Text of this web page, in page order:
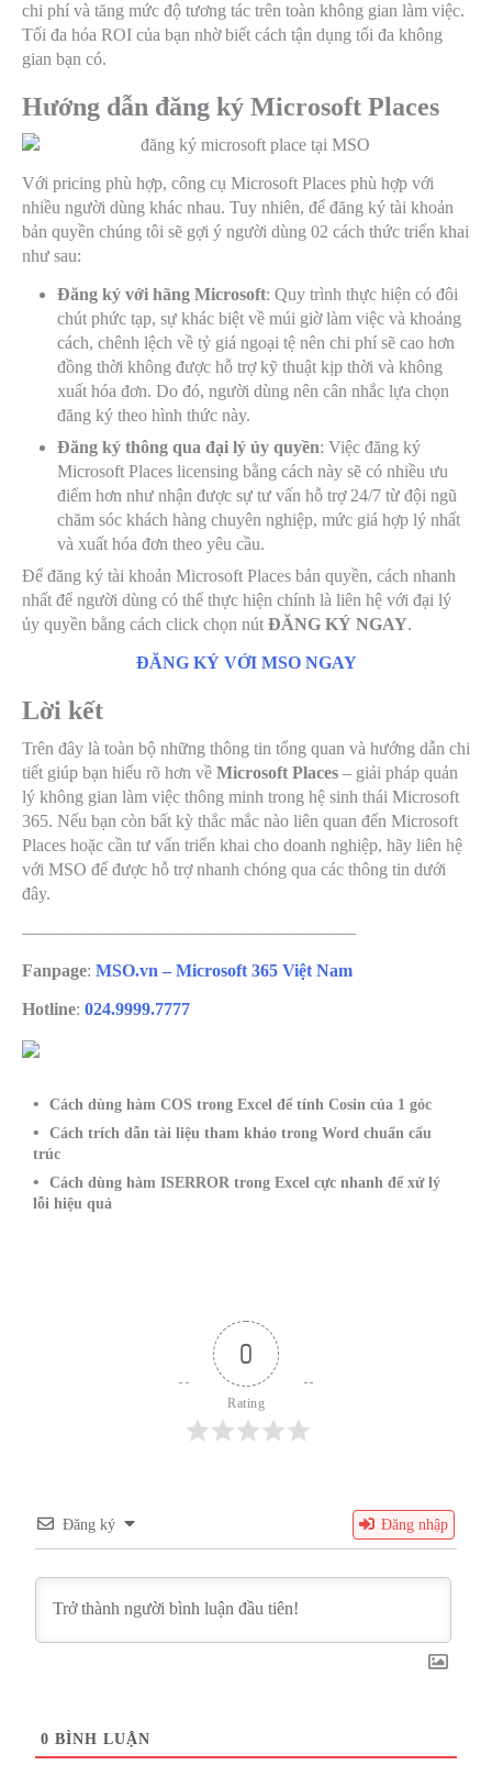
chi phí và tăng mức độ tương tác trên toàn không gian làm việc.
Tối đa hóa ROI của bạn nhờ biết cách tận dụng tối đa không
gian bạn có.
Hướng dẫn đăng ký Microsoft Places
Với pricing phù hợp, công cụ Microsoft Places phù hợp với
nhiều người dùng khác nhau. Tuy nhiên, để đăng ký tài khoản
bản quyền chúng tôi sẽ gợi ý người dùng 02 cách thức triển khai
như sau:
Đăng ký với hãng Microsoft: Quy trình thực hiện có đôi
chút phức tạp, sự khác biệt về múi giờ làm việc và khoảng
cách, chênh lệch về tỷ giá ngoại tệ nên chi phí sẽ cao hơn
đồng thời không được hỗ trợ kỹ thuật kịp thời và không
xuất hóa đơn. Do đó, người dùng nên cân nhắc lựa chọn
đăng ký theo hình thức này.
Đăng ký thông qua đại lý ủy quyền: Việc đăng ký
Microsoft Places licensing bằng cách này sẽ có nhiều ưu
điểm hơn như nhận được sự tư vấn hỗ trợ 24/7 từ đội ngũ
chăm sóc khách hàng chuyên nghiệp, mức giá hợp lý nhất
và xuất hóa đơn theo yêu cầu.
Để đăng ký tài khoản Microsoft Places bản quyền, cách nhanh
nhất để người dùng có thể thực hiện chính là liên hệ với đại lý
ủy quyền bằng cách click chọn nút ĐĂNG KÝ NGAY.
ĐĂNG KÝ VỚI MSO NGAY
Lời kết
Trên đây là toàn bộ những thông tin tổng quan và hướng dẫn chi
tiết giúp bạn hiểu rõ hơn về Microsoft Places – giải pháp quản
lý không gian làm việc thông minh trong hệ sinh thái Microsoft
365. Nếu bạn còn bất kỳ thắc mắc nào liên quan đến Microsoft
Places hoặc cần tư vấn triển khai cho doanh nghiệp, hãy liên hệ
với MSO để được hỗ trợ nhanh chóng qua các thông tin dưới
đây.
———————————————————
Fanpage: MSO.vn – Microsoft 365 Việt Nam
Hotline: 024.9999.7777
Cách dùng hàm COS trong Excel để tính Cosin của 1 góc
Cách trích dẫn tài liệu tham khảo trong Word chuẩn cấu
trúc
Cách dùng hàm ISERROR trong Excel cực nhanh để xử lý
lỗi hiệu quả
0
Rating
Đăng ký Đăng nhập
0 BÌNH LUẬN